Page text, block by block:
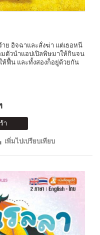
ย อิจฉาและสั่งฆ่า แต่เธอหนี
ตัวนำแอปเปิลพิษมาให้กินจน
ห้ฟื้น และทั้งสองก็อยู่ด้วยกัน
า
เพิ่มไปเปรียบเทียบ